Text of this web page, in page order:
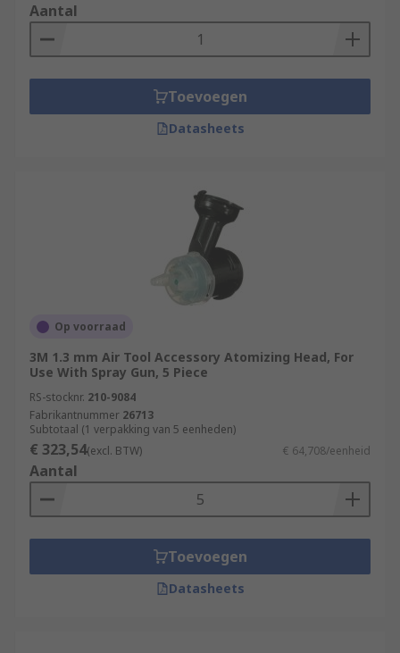
Aantal
Toevoegen
Datasheets
Op voorraad
3M 1.3 mm Air Tool Accessory Atomizing Head, For
Use With Spray Gun, 5 Piece
RS-stocknr. 210-9084
Fabrikantnummer 26713
Subtotaal (1 verpakking van 5 eenheden)
€ 323,54(excl. BTW) € 64,708/eenheid
Aantal
Toevoegen
Datasheets